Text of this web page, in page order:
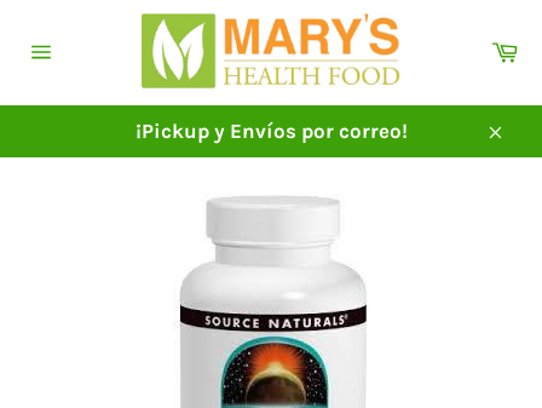
directamente
¡Pickup y Envíos por correo!